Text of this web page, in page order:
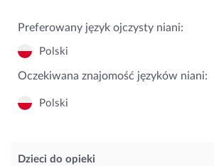
Preferowany język ojczysty niani:
Polski
Oczekiwana znajomość języków niani:
Polski
Dzieci do opieki